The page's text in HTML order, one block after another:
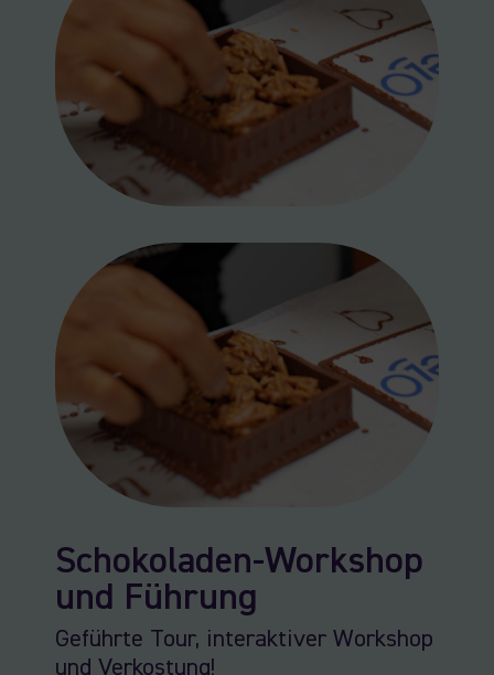
Schokoladen-Workshop
und Führung
Geführte Tour, interaktiver Workshop
und Verkostung!